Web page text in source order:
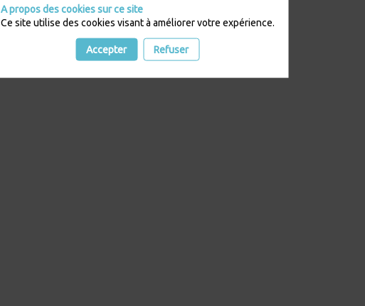
A propos des cookies sur ce site
Ce site utilise des cookies visant à améliorer votre expérience.
Accepter Refuser